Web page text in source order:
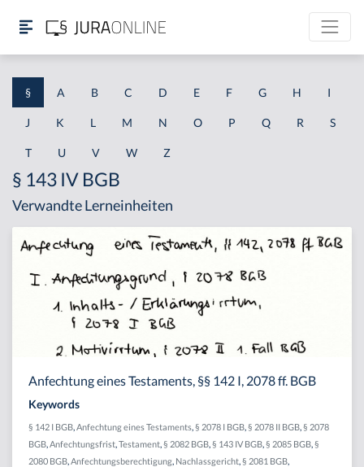
§ A B C D E F G H I
J K L M N O P Q R S
T U V W Z
§ 143 IV BGB
Verwandte Lerneinheiten
Anfechtung eines Testaments, §§ 142 I, 2078 ff. BGB
Keywords
§ 142 I BGB Anfechtung eines Testaments § 2078 I BGB § 2078 II BGB § 2078
BGB Anfechtungsfrist Testament § 2082 BGB § 143 IV BGB § 2085 BGB §
2080 BGB Anfechtungsberechtigung Nachlassgericht § 2081 BGB